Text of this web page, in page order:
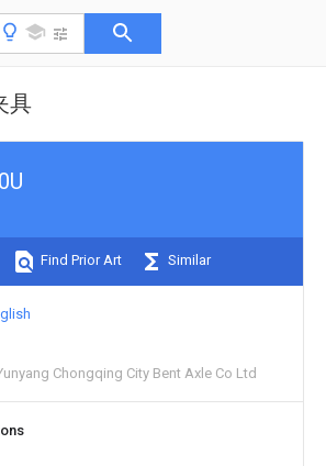
具
Find Prior Art Similar
Chongqing City Bent Axle Co Ltd